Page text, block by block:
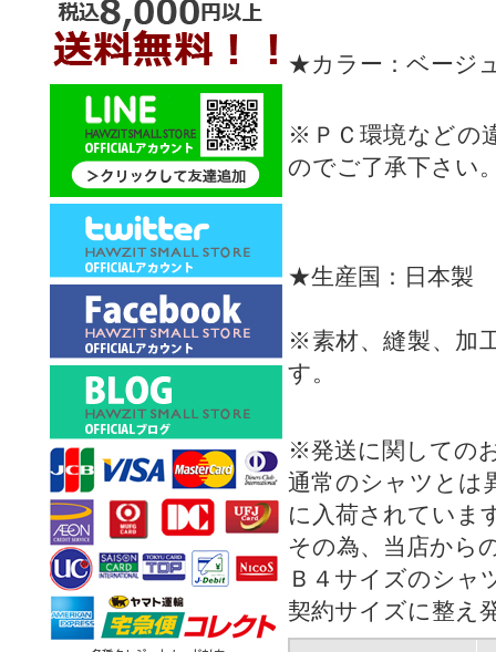
★カラー：ベージ
※ＰＣ環境などの
のでご了承下さい
★生産国：日本製
※素材、縫製、加
す。
※発送に関しての
通常のシャツとは
に入荷されていま
その為、当店から
Ｂ４サイズのシャ
契約サイズに整え